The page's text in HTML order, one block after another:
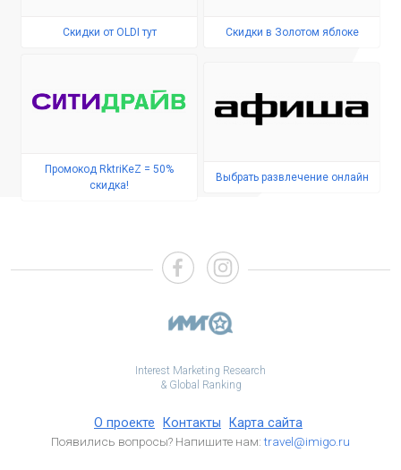
Cкидки от OLDI тут Cкидки в Золотом яблоке
Промокод RktriKeZ = 50%
скидка!
Выбрать развлечение онлайн
Interest Marketing Research
& Global Ranking
О проекте Контакты Карта сайта
Появились вопросы? Напишите нам:travel@imigo.ru